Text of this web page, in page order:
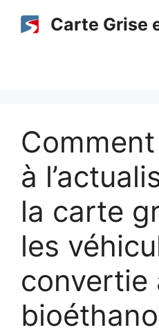
Carte Grise
à
la carte
les
convertie